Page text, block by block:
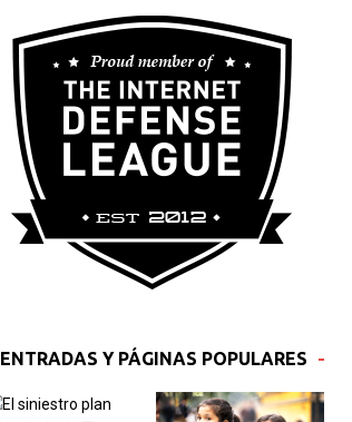
ENTRADAS Y PÁGINAS POPULARES